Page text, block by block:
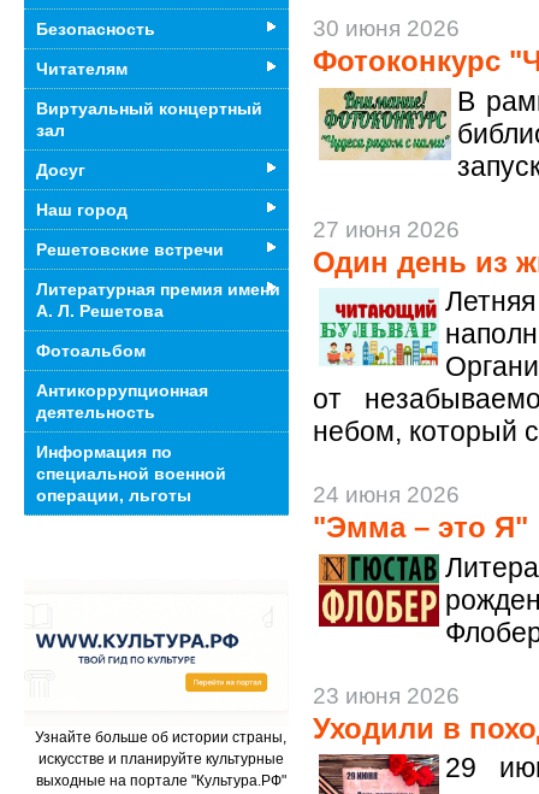
30 июня 2026
Фотоконкурс
В
27 июня 2026
Один день из
от
небом, который
24 июня 2026
"Эмма – это Я"
23 июня 2026
Уходили в
29
Безопасность
Читателям
Виртуальный концертный
зал
Досуг
Наш город
Решетовские встречи
Литературная премия имени
А. Л. Решетова
Фотоальбом
Антикоррупционная
деятельность
Информация по
специальной военной
операции, льготы
Узнайте больше об истории страны,
искусстве и планируйте культурные
выходные на портале "Культура.РФ"